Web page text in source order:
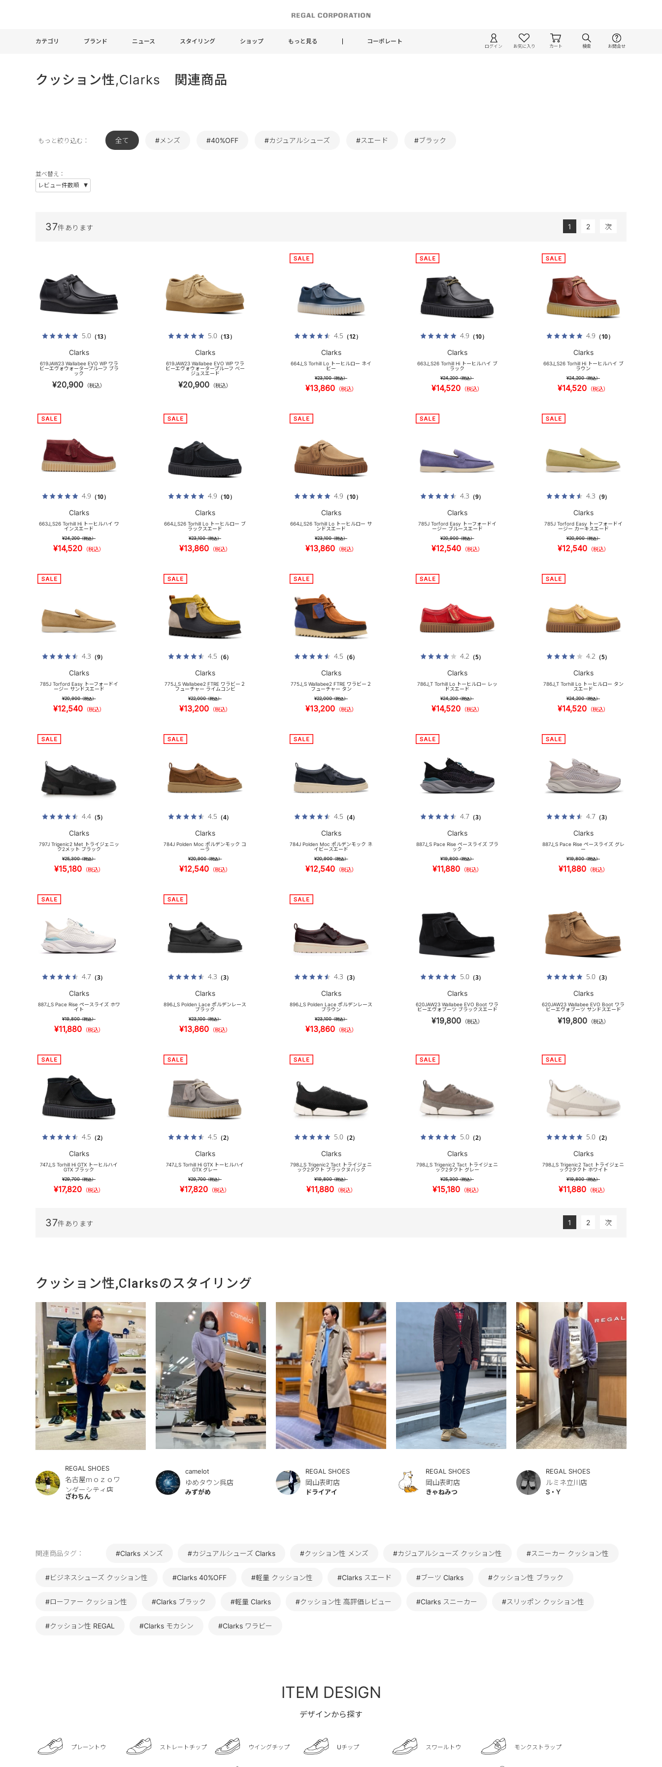
カテゴリ ブランド ニュース スタイリング ショップ もっと見る コーポレート
ログイン お気に入り カート 検索 お問合せ
クッション性,Clarks 関連商品
もっと絞り込む： 全て #メンズ #40%OFF #カジュアルシューズ #スエード #ブラック
並べ替え：
37件あります 1 2 次
5.0（13）
Clarks
619JAW23 Wallabee EVO WP ワラ
ビーエヴォウォータープルーフ ブラ
ック
¥20,900 （税込）
5.0（13）
Clarks
619JAW23 Wallabee EVO WP ワラ
ビーエヴォウォータープルーフ ベー
ジュスエード
¥20,900 （税込）
4.5 （12）
Clarks
664J_S Torhill Lo トーヒルロー ネイ
ビー
¥23,100（税込）
¥13,860 （税込）
4.9 （10）
Clarks
663J_S26 Torhill Hi トーヒルハイ ブ
ラック
¥24,200（税込）
¥14,520 （税込）
4.9 （10）
Clarks
663J_S26 Torhill Hi トーヒルハイ ブ
ラウン
¥24,200（税込）
¥14,520 （税込）
4.9 （10）
Clarks
663J_S26 Torhill Hi トーヒルハイ ワ
インスエード
¥24,200（税込）
¥14,520 （税込）
4.9 （10）
Clarks
664J_S26 Torhill Lo トーヒルロー ブ
ラックスエード
¥23,100（税込）
¥13,860 （税込）
4.9 （10）
Clarks
664J_S26 Torhill Lo トーヒルロー サ
ンドスエード
¥23,100（税込）
¥13,860 （税込）
4.3 （9）
Clarks
785J Torford Easy トーフォードイ
ージー ブルースエード
¥20,900（税込）
¥12,540 （税込）
4.3 （9）
Clarks
785J Torford Easy トーフォードイ
ージー カーキスエード
¥20,900（税込）
¥12,540 （税込）
4.3 （9）
Clarks
785J Torford Easy トーフォードイ
ージー サンドスエード
¥20,900（税込）
¥12,540 （税込）
4.5 （6）
Clarks
775J_S Wallabee2 FTRE ワラビー２
フューチャー ライムコンビ
¥22,000（税込）
¥13,200 （税込）
4.5 （6）
Clarks
775J_S Wallabee2 FTRE ワラビー２
フューチャー タン
¥22,000（税込）
¥13,200 （税込）
4.2 （5）
Clarks
786J_T Torhill Lo トーヒルロー レッ
ドスエード
¥24,200（税込）
¥14,520 （税込）
4.2 （5）
Clarks
786J_T Torhill Lo トーヒルロー タン
スエード
¥24,200（税込）
¥14,520 （税込）
4.4（5）
Clarks
797J Trigenic2 Met トライジェニッ
ク2メット ブラック
¥25,300（税込）
¥15,180 （税込）
4.5 （4）
Clarks
784J Polden Moc ポルデンモック コ
ーラ
¥20,900（税込）
¥12,540 （税込）
4.5 （4）
Clarks
784J Polden Moc ポルデンモック ネ
イビースエード
¥20,900（税込）
¥12,540 （税込）
4.7（3）
Clarks
887J_S Pace Rise ペースライズ ブラ
ック
¥19,800（税込）
¥11,880 （税込）
4.7（3）
Clarks
887J_S Pace Rise ペースライズ グレ
ー
¥19,800（税込）
¥11,880 （税込）
4.7（3）
Clarks
887J_S Pace Rise ペースライズ ホワ
イト
¥19,800（税込）
¥11,880 （税込）
4.3 （3）
Clarks
896J_S Polden Lace ポルデンレース
ブラック
¥23,100（税込）
¥13,860 （税込）
4.3 （3）
Clarks
896J_S Polden Lace ポルデンレース
ブラウン
¥23,100（税込）
¥13,860 （税込）
5.0（3）
Clarks
620JAW23 Wallabee EVO Boot ワラ
ビーエヴォブーツ ブラックスエード
¥19,800 （税込）
5.0（3）
Clarks
620JAW23 Wallabee EVO Boot ワラ
ビーエヴォブーツ サンドスエード
¥19,800 （税込）
4.5 （2）
Clarks
747J_S Torhill Hi GTX トーヒルハイ
GTX ブラック
¥29,700（税込）
¥17,820 （税込）
4.5 （2）
Clarks
747J_S Torhill Hi GTX トーヒルハイ
GTX グレー
¥29,700（税込）
¥17,820 （税込）
5.0（2）
Clarks
798J_S Trigenic2 Tact トライジェニ
ック2タクト ブラックヌバック
¥19,800（税込）
¥11,880 （税込）
5.0（2）
Clarks
798J_S Trigenic2 Tact トライジェニ
ック2タクト グレー
¥25,300（税込）
¥15,180 （税込）
5.0（2）
Clarks
798J_S Trigenic2 Tact トライジェニ
ック2タクト ホワイト
¥19,800（税込）
¥11,880 （税込）
37件あります 1 2 次
クッション性,Clarksのスタイリング
REGAL SHOES
名古屋ｍｏｚｏワ
ンダーシティ店
ざわちん
camelot
ゆめタウン呉店
みずがめ
REGAL SHOES
岡山表町店
ドライアイ
REGAL SHOES
岡山表町店
きゃねみつ
REGAL SHOES
ルミネ立川店
S・Y
関連商品タグ： #Clarks メンズ #カジュアルシューズ Clarks #クッション性 メンズ #カジュアルシューズ クッション性 #スニーカー クッション性
#ビジネスシューズ クッション性 #Clarks 40%OFF #軽量 クッション性 #Clarks スエード #ブーツ Clarks #クッション性 ブラック
#ローファー クッション性 #Clarks ブラック #軽量 Clarks #クッション性 高評価レビュー #Clarks スニーカー #スリッポン クッション性
#クッション性 REGAL #Clarks モカシン #Clarks ワラビー
ITEM DESIGN
デザインから探す
プレーントウ ストレートチップ ウイングチップ Uチップ スワールトウ モンクストラップ